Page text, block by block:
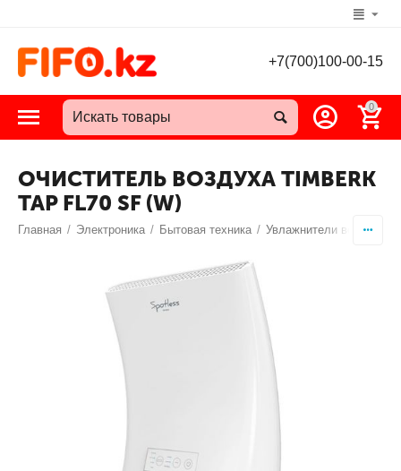
+7(700)100-00-15
0
ОЧИСТИТЕЛЬ ВОЗДУХА TIMBERK
TAP FL70 SF (W)
Главная / Электроника / Бытовая техника / Увлажнители воздуха